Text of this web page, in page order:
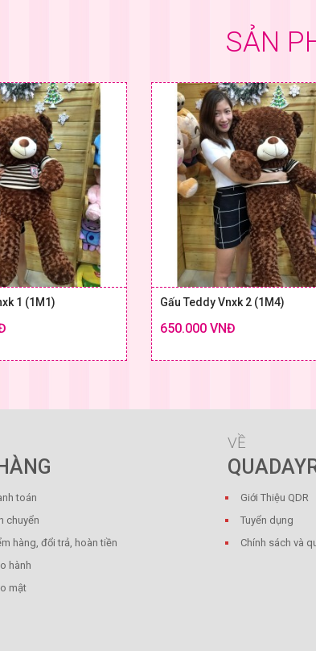
SẢN
1 (1M1) Gấu Teddy Vnxk 2 (1M4)
650.000 VNĐ
toán
chuyển
hàng, đổi trả, hoàn tiền
hành
mật
VỀ
Giới Thiệu QDR
Tuyển dụng
Chính sách và